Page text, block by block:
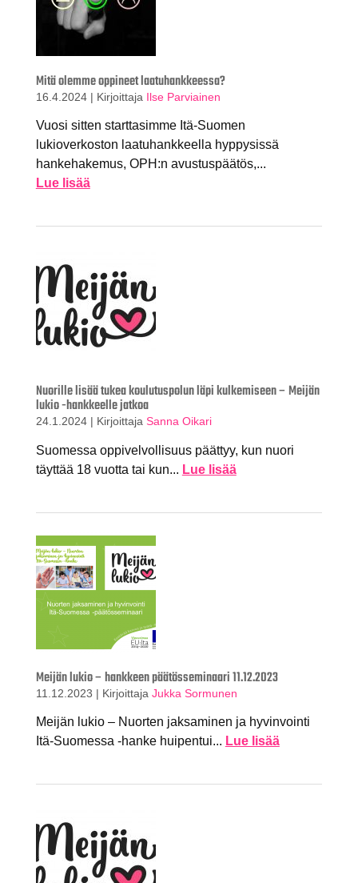
Mitä olemme oppineet laatuhankkeessa?
16.4.2024 | Kirjoittaja Ilse Parviainen
Vuosi sitten starttasimme Itä-Suomen
lukioverkoston laatuhankkeella hyppysissä
hankehakemus, OPH:n avustuspäätös,...
Lue lisää
Nuorille lisää tukea koulutuspolun läpi kulkemiseen – Meijän
lukio -hankkeelle jatkoa
24.1.2024 | Kirjoittaja Sanna Oikari
Suomessa oppivelvollisuus päättyy, kun nuori
täyttää 18 vuotta tai kun... Lue lisää
Meijän lukio – hankkeen päätösseminaari 11.12.2023
11.12.2023 | Kirjoittaja Jukka Sormunen
Meijän lukio – Nuorten jaksaminen ja hyvinvointi
Itä-Suomessa -hanke huipentui... Lue lisää